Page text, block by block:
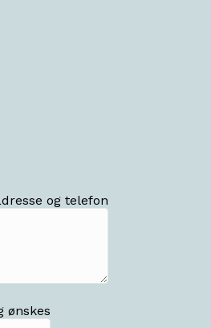
og telefon
ønskes